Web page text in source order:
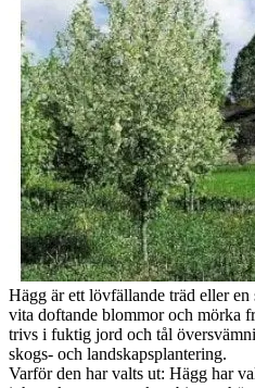
Hägg är ett lövfällande träd eller en
vita doftande blommor och mörka
trivs i fuktig jord och tål
skogs- och landskapsplantering.
Varför den har valts ut: Hägg har